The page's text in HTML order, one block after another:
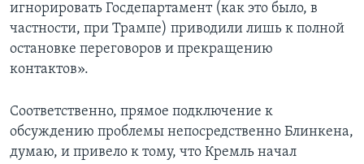
игнорировать Госдепартамент (как это было, в
частности, при Трампе) приводили лишь к полной
остановке переговоров и прекращению
контактов».
Соответственно, прямое подключение к
обсуждению проблемы непосредственно Блинкена,
думаю, и привело к тому, что Кремль начал